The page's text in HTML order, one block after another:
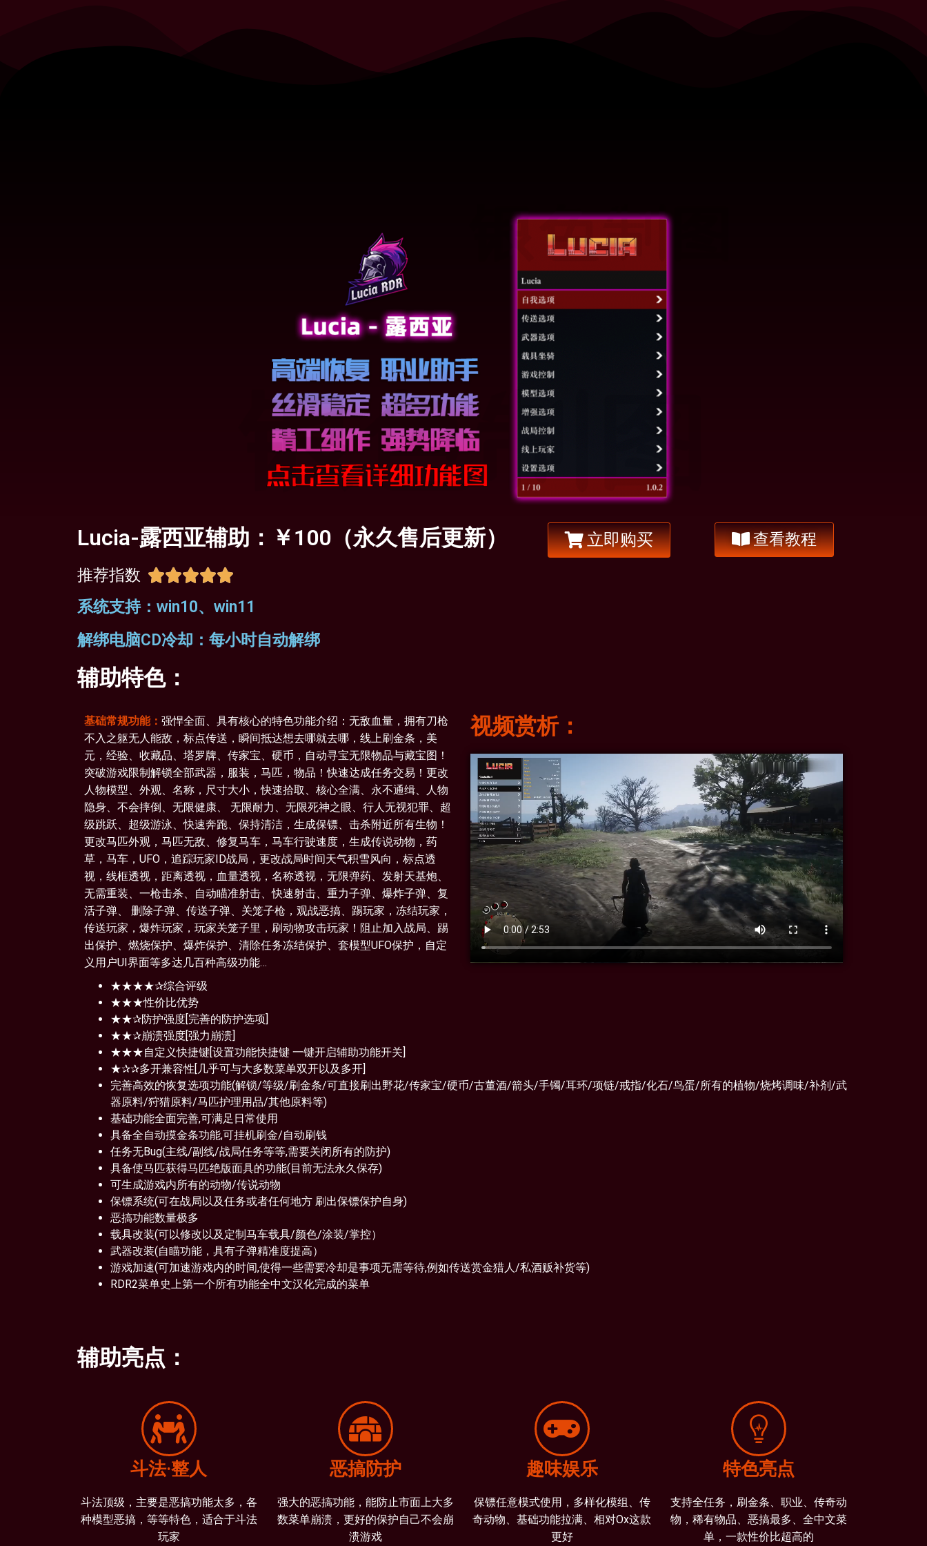
Lucia-露西亚辅助：￥100（永久售后更新）
推荐指数 
立即购买 查看教程
系统支持：win10、win11
解绑电脑CD冷却：每小时自动解绑
辅助特色：
基础常规功能： 强悍全面、具有核心的特色功能介绍：无敌血量，拥有刀枪
不入之躯无人能敌，标点传送，瞬间抵达想去哪就去哪，线上刷金条，美
元，经验、收藏品、塔罗牌、传家宝、硬币，自动寻宝无限物品与藏宝图！
突破游戏限制解锁全部武器，服装，马匹，物品！快速达成任务交易！更改
人物模型、外观、名称，尺寸大小，快速拾取、核心全满、永不通缉、人物
隐身、不会摔倒、无限健康、 无限耐力、无限死神之眼、行人无视犯罪、超
级跳跃、超级游泳、快速奔跑、保持清洁，生成保镖、击杀附近所有生物！
更改马匹外观，马匹无敌、修复马车，马车行驶速度，生成传说动物，药
草，马车，UFO，追踪玩家ID战局，更改战局时间天气积雪风向，标点透
视，线框透视，距离透视，血量透视，名称透视，无限弹药、发射天基炮、
无需重装、一枪击杀、自动瞄准射击、快速射击、重力子弹、爆炸子弹、复
活子弹、 删除子弹、传送子弹、关笼子枪，观战恶搞、踢玩家，冻结玩家，
传送玩家，爆炸玩家，玩家关笼子里，刷动物攻击玩家！阻止加入战局、踢
出保护、燃烧保护、爆炸保护、清除任务冻结保护、套模型UFO保护，自定
义用户UI界面等多达几百种高级功能…
视频赏析：
★★★★✰综合评级
★★★性价比优势
★★✰防护强度[完善的防护选项]
★★✰崩溃强度[强力崩溃]
★★★自定义快捷键[设置功能快捷键 一键开启辅助功能开关]
★✰✰多开兼容性[几乎可与大多数菜单双开以及多开]
完善高效的恢复选项功能(解锁/等级/刷金条/可直接刷出野花/传家宝/硬币/古董酒/箭头/手镯/耳环/项链/戒指/化石/鸟蛋/所有的植物/烧烤调味/补剂/武
器原料/狩猎原料/马匹护理用品/其他原料等)
基础功能全面完善,可满足日常使用
具备全自动摸金条功能,可挂机刷金/自动刷钱
任务无Bug(主线/副线/战局任务等等,需要关闭所有的防护)
具备使马匹获得马匹绝版面具的功能(目前无法永久保存)
可生成游戏内所有的动物/传说动物
保镖系统(可在战局以及任务或者任何地方 刷出保镖保护自身)
恶搞功能数量极多
载具改装(可以修改以及定制马车载具/颜色/涂装/掌控）
武器改装(自瞄功能，具有子弹精准度提高）
游戏加速(可加速游戏内的时间,使得一些需要冷却是事项无需等待,例如传送赏金猎人/私酒贩补货等)
RDR2菜单史上第一个所有功能全中文汉化完成的菜单
辅助亮点：
斗法·整人
斗法顶级，主要是恶搞功能太多，各
种模型恶搞，等等特色，适合于斗法
玩家
恶搞防护
强大的恶搞功能，能防止市面上大多
数菜单崩溃，更好的保护自己不会崩
溃游戏
趣味娱乐
保镖任意模式使用，多样化模组、传
奇动物、基础功能拉满、相对Ox这款
更好
特色亮点
支持全任务，刷金条、职业、传奇动
物，稀有物品、恶搞最多、全中文菜
单，一款性价比超高的